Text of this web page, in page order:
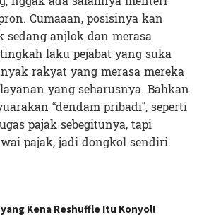
Cumaaan, posisinya kan
sedang anjlok dan merasa
laku pejabat yang suka
rakyat yang merasa mereka
yang seharusnya. Bahkan
“dendam pribadi”, seperti
pajak sebegitunya, tapi
pajak, jadi dongkol sendiri.
Kena Reshuffle Itu Konyol!